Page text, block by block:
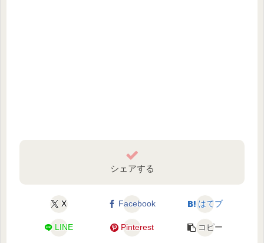
シェアする
X Facebook はてブ
LINE Pinterest コピー